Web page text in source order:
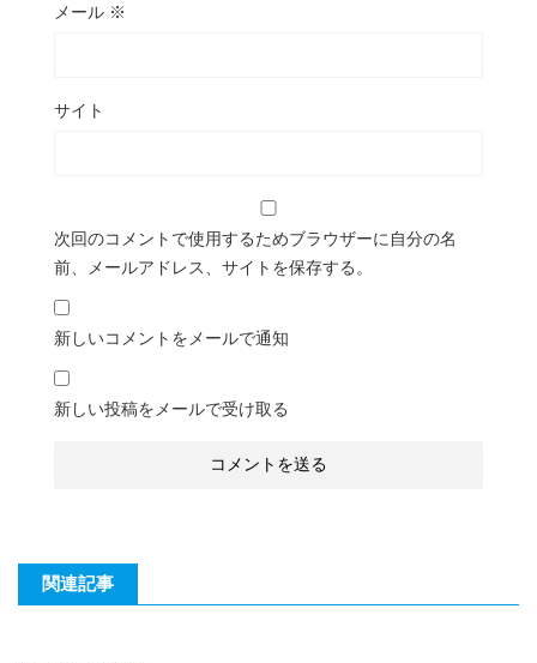
メール ※
サイト
次回のコメントで使用するためブラウザーに自分の名
前、メールアドレス、サイトを保存する。
新しいコメントをメールで通知
新しい投稿をメールで受け取る
関連記事